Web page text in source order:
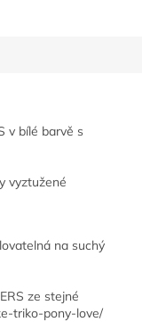
v bílé barvě s
vyztužené
na suchý
ze stejné
triko-pony-love/